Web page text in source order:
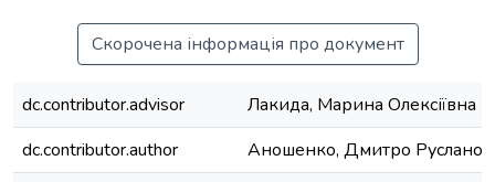
Скорочена інформація про документ
dc.contributor.advisor
Лакида, Марина Олексіївна
dc.contributor.author
Аношенко, Дмитро